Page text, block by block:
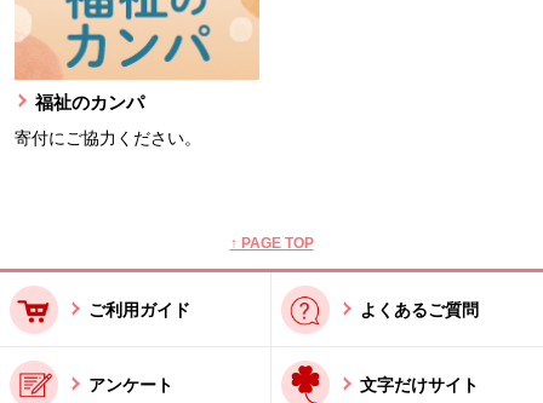
福祉のカンパ
寄付にご協力ください。
↑ PAGE TOP
ご利用ガイド よくあるご質問
アンケート 文字だけサイト